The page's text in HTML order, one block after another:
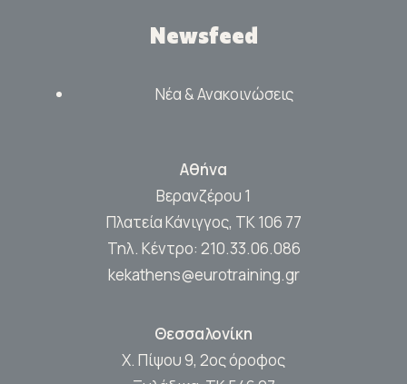
Newsfeed
Νέα & Ανακοινώσεις
Αθήνα
Βερανζέρου 1
Πλατεία Κάνιγγος, ΤΚ 106 77
Τηλ. Κέντρο: 210.33.06.086
kekathens@eurotraining.gr
Θεσσαλονίκη
Χ. Πίψου 9, 2ος όροφος